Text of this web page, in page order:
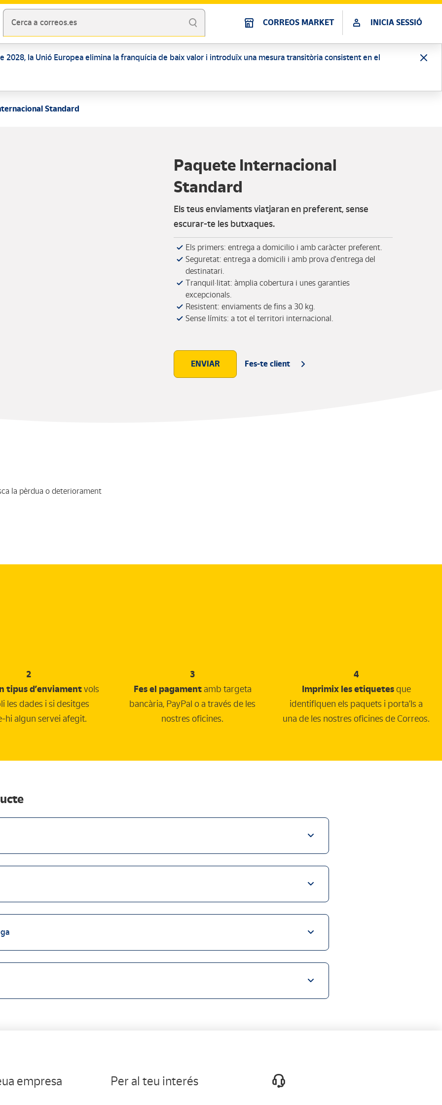
Cerca a correos.es CORREOS MARKET INICIA SESSIÓ
2028, la Unió Europea elimina la franquícia de baix valor i introduïx una mesura transitòria consistent en el
Standard
Paquete Internacional
Standard
Els teus enviaments viatjaran en preferent, sense
escurar-te les butxaques.
Els primers: entrega a domicilio i amb caràcter preferent.
Seguretat: entrega a domicili i amb prova d'entrega del
destinatari.
Tranquil·litat: àmplia cobertura i unes garanties
excepcionals.
Resistent: enviaments de fins a 30 kg.
Sense límits: a tot el territori internacional.
ENVIAR Fes-te client
la pèrdua o deteriorament
2
tipus d’enviamentvols
les dades i si desitges
hi algun servei afegit.
3
Fes el pagamentamb targeta
bancària, PayPal o a través de les
nostres oficines.
4
Imprimix les etiquetesque
identifiquen els paquets i porta’ls a
una de les nostres oficines de Correos.
empresa Per al teu interés